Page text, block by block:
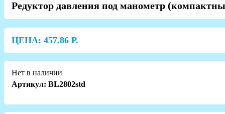
Редуктор давления под манометр
ЦЕНА: 457.86 Р.
Нет в наличии
Артикул: BL2802std